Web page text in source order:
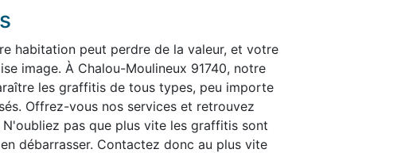
habitation peut perdre de la valeur, et votre
image. À Chalou-Moulineux 91740, notre
les graffitis de tous types, peu importe
Offrez-vous nos services et retrouvez
pas que plus vite les graffitis sont
débarrasser. Contactez donc au plus vite